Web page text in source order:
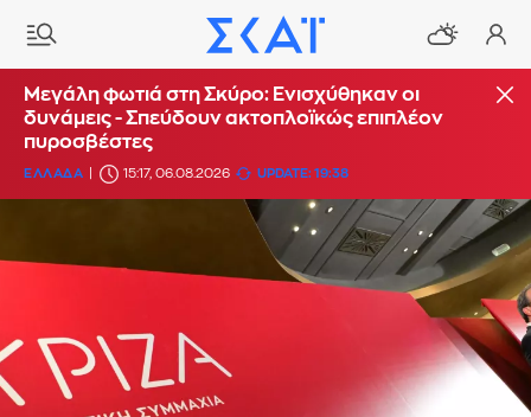
Μεγάλη φωτιά στη Σκύρο: Ενισχύθηκαν οι
δυνάμεις - Σπεύδουν ακτοπλοϊκώς επιπλέον
πυροσβέστες
ΕΛΛΑΔΑ 15:17, 06.08.2026 UPDATE: 19:38